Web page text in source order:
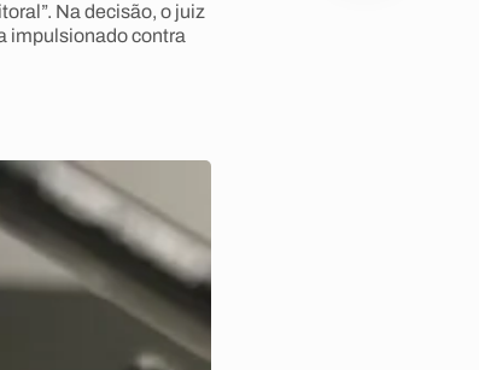
Na decisão, o juiz
impulsionado contra